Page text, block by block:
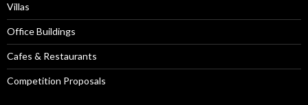
Villas
Office Buildings
Cafes & Restaurants
Competition Proposals